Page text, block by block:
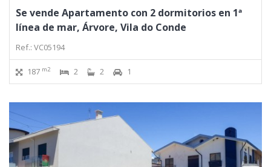
Se vende Apartamento con 2 dormitorios en 1ª
línea de mar, Árvore, Vila do Conde
Ref.: VC05194
187 m2 2 2 1